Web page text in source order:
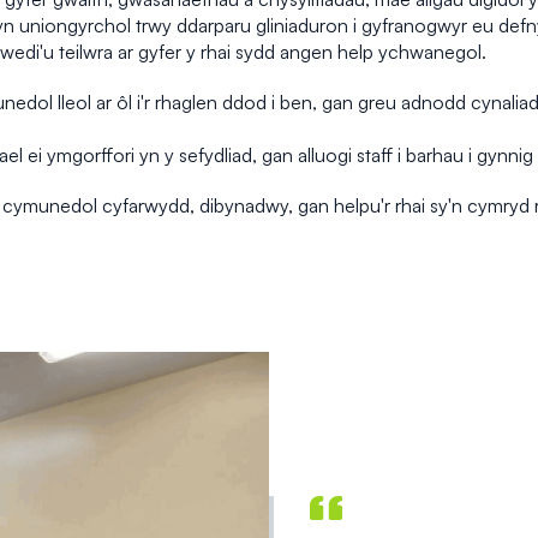
uniongyrchol trwy ddarparu gliniaduron i gyfranogwyr eu
teilwra ar gyfer y rhai sydd angen help ychwanegol.
lleol ar ôl i'r rhaglen ddod i ben, gan greu adnodd
ei ymgorffori yn y sefydliad, gan alluogi staff i barhau i
cyfarwydd, dibynadwy, gan helpu'r rhai sy'n